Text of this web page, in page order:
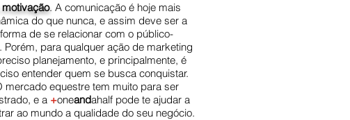
. A comunicação é hoje mais
do que nunca, e assim deve ser a
forma de se relacionar com o público-
Porém, para qualquer ação de marketing
planejamento, e principalmente, é
entender quem se busca conquistar.
mercado equestre tem muito para ser
e a +oneandahalfpode te ajudar a
ao mundo a qualidade do seu negócio.